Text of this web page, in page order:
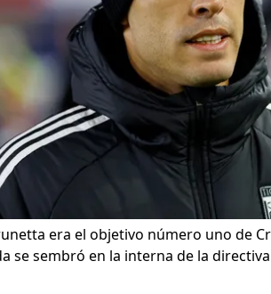
era el objetivo número uno de
se sembró en la interna de la